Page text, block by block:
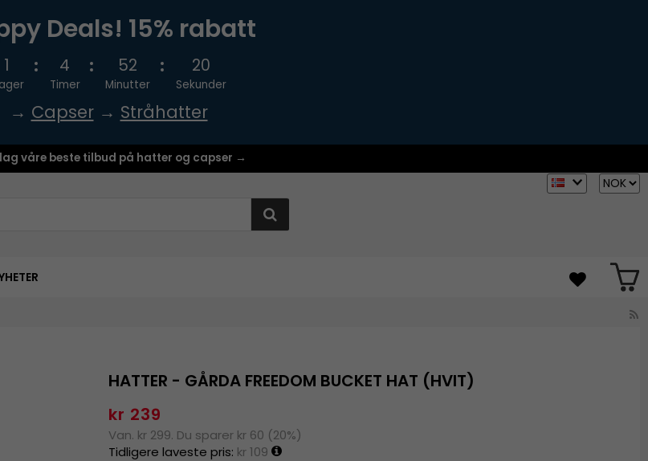
Deals! 15% rabatt
1 4
Timer
52
Minutter
19
Sekunder
→ Capser→ Stråhatter
våre beste tilbud på hatter og capser →
HATTER - GÅRDA FREEDOM BUCKET HAT (HVIT)
kr 239
Van. kr 299. Du sparer kr 60 (20%)
Tidligere laveste pris: kr 109